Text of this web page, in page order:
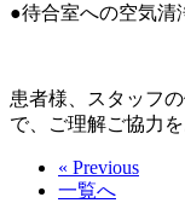
●待合室への空気清
患者様、スタッフ
で、ご理解ご協力
« Previous
一覧へ